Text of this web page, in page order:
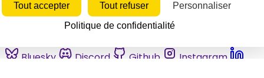
Bluesky Discord Github
Instagram
Tout accepter Tout refuser
Personnaliser
Politique de confidentialité